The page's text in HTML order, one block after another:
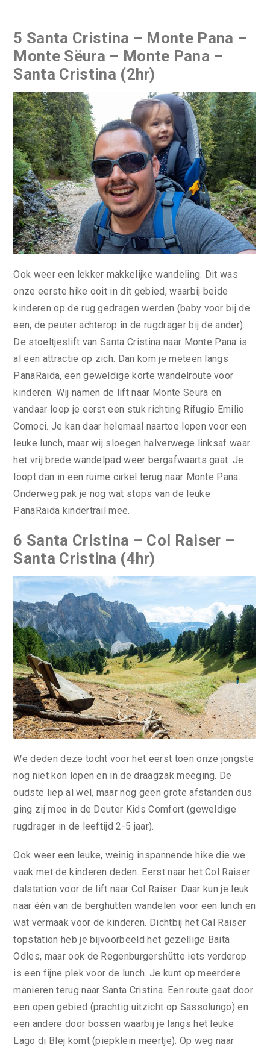
5 Santa Cristina – Monte Pana –
Monte Sëura – Monte Pana –
Santa Cristina (2hr)
Ook weer een lekker makkelijke wandeling. Dit was
onze eerste hike ooit in dit gebied, waarbij beide
kinderen op de rug gedragen werden (baby voor bij de
een, de peuter achterop in de rugdrager bij de ander).
De stoeltjeslift van Santa Cristina naar Monte Pana is
al een attractie op zich. Dan kom je meteen langs
PanaRaida, een geweldige korte wandelroute voor
kinderen. Wij namen de lift naar Monte Sëura en
vandaar loop je eerst een stuk richting Rifugio Emilio
Comoci. Je kan daar helemaal naartoe lopen voor een
leuke lunch, maar wij sloegen halverwege linksaf waar
het vrij brede wandelpad weer bergafwaarts gaat. Je
loopt dan in een ruime cirkel terug naar Monte Pana.
Onderweg pak je nog wat stops van de leuke
PanaRaida kindertrail mee.
6 Santa Cristina – Col Raiser –
Santa Cristina (4hr)
We deden deze tocht voor het eerst toen onze jongste
nog niet kon lopen en in de draagzak meeging. De
oudste liep al wel, maar nog geen grote afstanden dus
ging zij mee in de Deuter Kids Comfort (geweldige
rugdrager in de leeftijd 2-5 jaar).
Ook weer een leuke, weinig inspannende hike die we
vaak met de kinderen deden. Eerst naar het Col Raiser
dalstation voor de lift naar Col Raiser. Daar kun je leuk
naar één van de berghutten wandelen voor een lunch en
wat vermaak voor de kinderen. Dichtbij het Cal Raiser
topstation heb je bijvoorbeeld het gezellige Baita
Odles, maar ook de Regenburgershütte iets verderop
is een fijne plek voor de lunch. Je kunt op meerdere
manieren terug naar Santa Cristina. Een route gaat door
een open gebied (prachtig uitzicht op Sassolungo) en
een andere door bossen waarbij je langs het leuke
Lago di Blej komt (piepklein meertje). Op weg naar